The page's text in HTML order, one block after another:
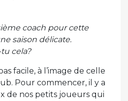
coach pour cette
saison délicate.
cela?
facile, à l’image de celle
Pour commencer, il y a
de nos petits joueurs qui